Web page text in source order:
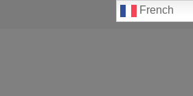
French